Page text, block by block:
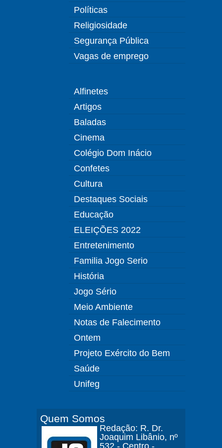
Políticas
Religiosidade
Segurança Pública
Vagas de emprego
Alfinetes
Artigos
Baladas
Cinema
Colégio Dom Inácio
Confetes
Cultura
Destaques Sociais
Educação
ELEIÇÕES 2022
Entretenimento
Familia Jogo Serio
História
Jogo Sério
Meio Ambiente
Notas de Falecimento
Ontem
Projeto Exército do Bem
Saúde
Unifeg
Quem Somos
Redação: R. Dr.
Joaquim Libânio, nº
532 - Centro -